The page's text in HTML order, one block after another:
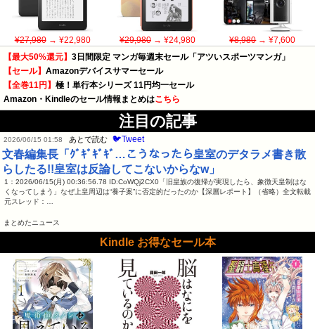
¥27,980→ ¥22,980 ¥29,980→ ¥24,980 ¥8,980→ ¥7,600
【最大50%還元】 3日間限定 マンガ毎週末セール「アツいスポーツマンガ」
【セール】 Amazonデバイスサマーセール
【全巻11円】 極！単行本シリーズ 11円均一セール
Amazon・Kindleのセール情報まとめはこちら
注目の記事
2026/06/15 01:58 あとで読む 🐦Tweet
文春編集長「ｸﾞｷﾞｷﾞｷﾞ…こうなったら皇室のデタラメ書き散
らしたる!!皇室は反論してこないからなw」
1：2026/06/15(月) 00:36:56.78 ID:CoWQj2CX0「旧皇族の復帰が実現したら、象徴天皇制はな
くなってしまう」なぜ上皇周辺は“養子案”に否定的だったのか【深層レポート】（省略）全文転載
元スレッド：…
まとめたニュース
Kindle お得なセール本